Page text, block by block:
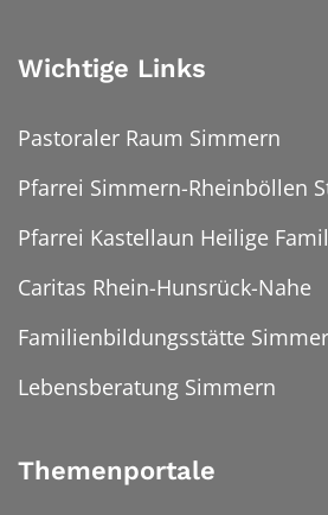
Wichtige Links
Pastoraler Raum Simmern
Pfarrei Simmern-Rheinböllen
Pfarrei Kastellaun Heilige
Caritas Rhein-Hunsrück-Nahe
Familienbildungsstätte
Lebensberatung Simmern
Themenportale